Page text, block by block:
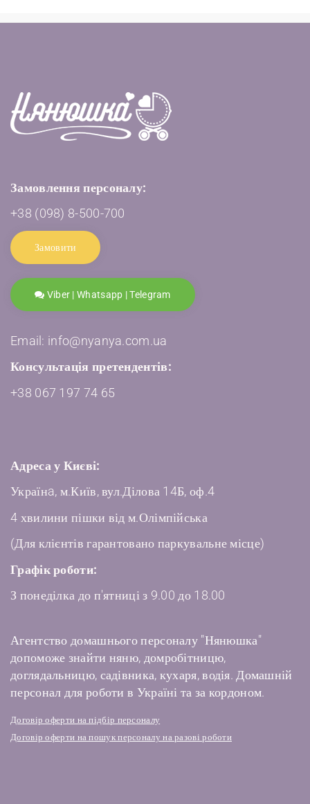
Замовлення персоналу:
+38 (098) 8-500-700
Замовити
Viber | Whatsapp | Telegram
Email: info@nyanya.com.ua
Консультація претендентів:
+38 067 197 74 65
Адреса у Києві:
Українa, м.Київ, вул.Ділова 14Б, оф.4
4 хвилини пішки від м.Олімпійська
(Для клієнтів гарантовано паркувальне місце)
Графік роботи:
З понеділка до п'ятниці з 9.00 до 18.00
Агентство домашнього персоналу "Нянюшка"
допоможе знайти няню, домробітницю,
доглядальницю, садівника, кухаря, водія. Домашній
персонал для роботи в Україні та за кордоном.
Договір оферти на підбір персоналу
Договір оферти на пошук персоналу на разові роботи